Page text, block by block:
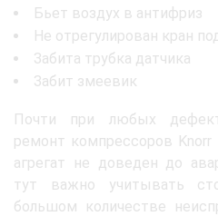
Бьет воздух в антифриз
Не отрегулирован кран
Забита трубка датчика
Забит змеевик
Почти при любых
ремонт компрессоров Knorr
агрегат не доведен до
тут важно учитывать
большом количестве